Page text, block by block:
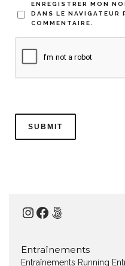
ENREGISTRER MON
DANS LE NAVIGATEUR
COMMENTAIRE.
Instagram
Facebook
500px
Entraînements
Entraînements Running